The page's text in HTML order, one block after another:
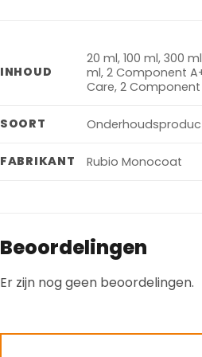
INHOUD
20 ml, 100 ml, 300
ml, 2 Component
Care, 2 Component
SOORT
FABRIKANT Rubio Monocoat
Beoordelingen
Er zijn nog geen beoordelingen.